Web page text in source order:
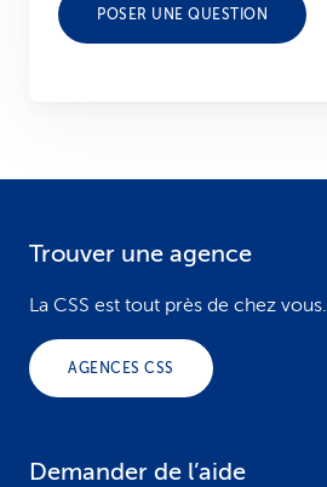
POSER UNE QUESTION
Trouver une agence
La CSS est tout près de chez vous.
AGENCES CSS
Demander de l’aide